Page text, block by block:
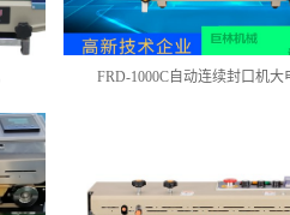
FRD-1000C自动连续封口机大